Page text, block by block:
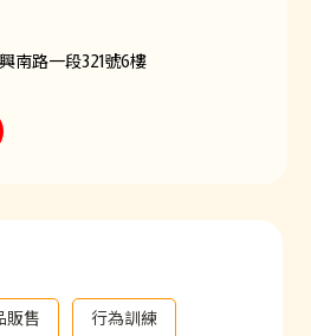
南路一段321號6樓
販售 行為訓練